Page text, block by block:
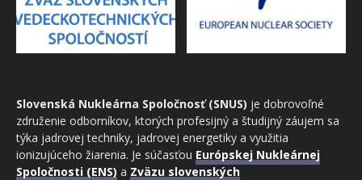
Slovenská Nukleárna Spoločnosť (SNUS) je dobrovoľné
združenie odborníkov, ktorých profesijný a študijný záujem sa
týka jadrovej techniky, jadrovej energetiky a využitia
ionizujúceho žiarenia. Je súčasťou Európskej Nukleárnej
Spoločnosti (ENS) a Zväzu slovenských